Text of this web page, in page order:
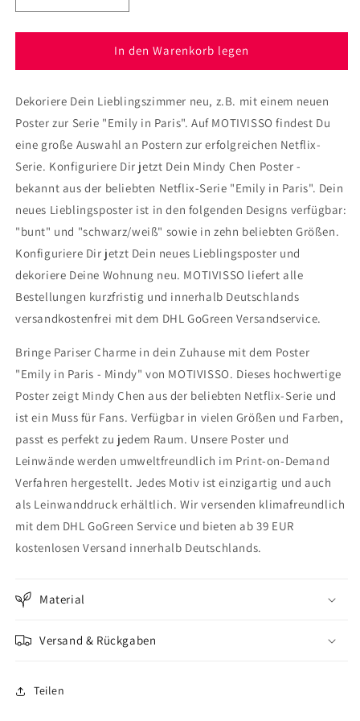
die
Menge
Poster
in
Paris
Mindy
die
Menge
für
Poster
in
Paris
Mindy
In den Warenkorb legen
Dekoriere Dein Lieblingszimmer neu, z.B. mit einem neuen
Poster zur Serie "Emily in Paris". Auf MOTIVISSO findest Du
eine große Auswahl an Postern zur erfolgreichen Netflix-
Serie. Konfiguriere Dir jetzt Dein Mindy Chen Poster -
bekannt aus der beliebten Netflix-Serie "Emily in Paris". Dein
neues Lieblingsposter ist in den folgenden Designs verfügbar:
"bunt" und "schwarz/weiß" sowie in zehn beliebten Größen.
Konfiguriere Dir jetzt Dein neues Lieblingsposter und
dekoriere Deine Wohnung neu. MOTIVISSO liefert alle
Bestellungen kurzfristig und innerhalb Deutschlands
versandkostenfrei mit dem DHL GoGreen Versandservice.
Bringe Pariser Charme in dein Zuhause mit dem Poster
"Emily in Paris - Mindy" von MOTIVISSO. Dieses hochwertige
Poster zeigt Mindy Chen aus der beliebten Netflix-Serie und
ist ein Muss für Fans. Verfügbar in vielen Größen und Farben,
passt es perfekt zu jedem Raum. Unsere Poster und
Leinwände werden umweltfreundlich im Print-on-Demand
Verfahren hergestellt. Jedes Motiv ist einzigartig und auch
als Leinwanddruck erhältlich. Wir versenden klimafreundlich
mit dem DHL GoGreen Service und bieten ab 39 EUR
kostenlosen Versand innerhalb Deutschlands.
Material
Versand & Rückgaben
Teilen